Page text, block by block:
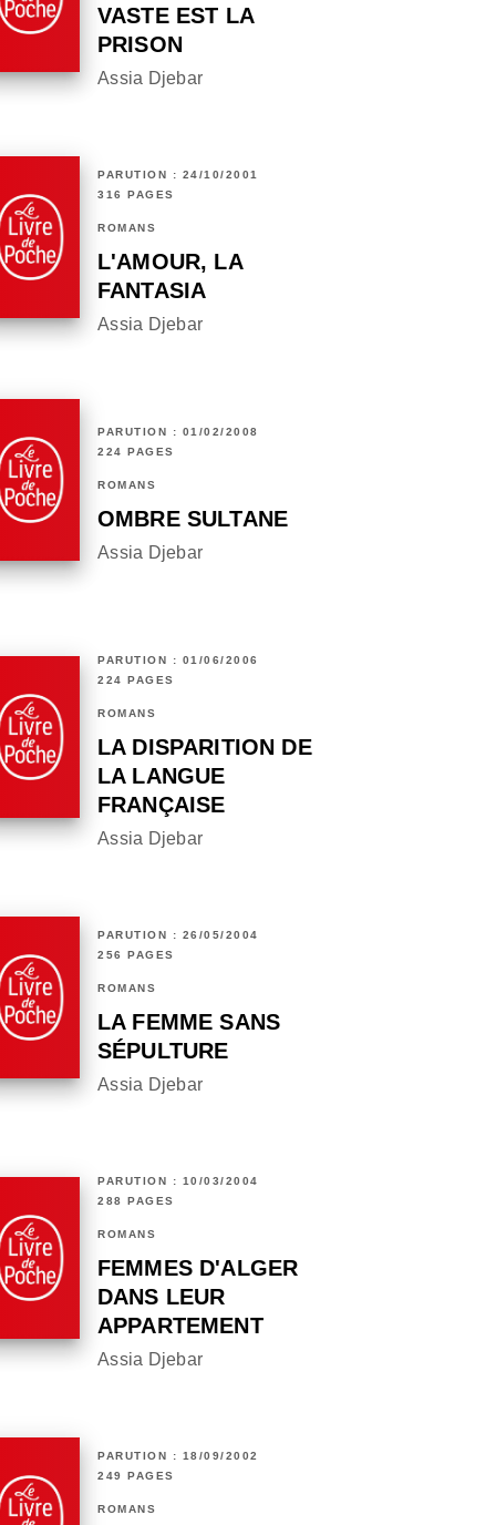
VASTE EST LA
PRISON
Assia Djebar
PARUTION : 24/10/2001
316 PAGES
ROMANS
L'AMOUR, LA
FANTASIA
Assia Djebar
PARUTION : 01/02/2008
224 PAGES
ROMANS
OMBRE SULTANE
Assia Djebar
PARUTION : 01/06/2006
224 PAGES
ROMANS
LA DISPARITION DE
LA LANGUE
FRANÇAISE
Assia Djebar
PARUTION : 26/05/2004
256 PAGES
ROMANS
LA FEMME SANS
SÉPULTURE
Assia Djebar
PARUTION : 10/03/2004
288 PAGES
ROMANS
FEMMES D'ALGER
DANS LEUR
APPARTEMENT
Assia Djebar
PARUTION : 18/09/2002
249 PAGES
ROMANS